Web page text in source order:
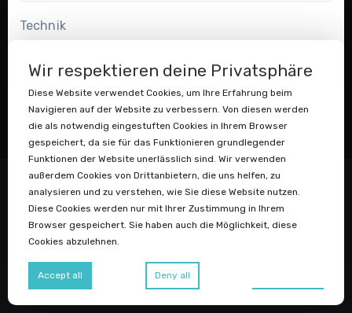
Technik
Travel
Datenstaubsauger
Wir respektieren deine Privatsphäre
Diese Website verwendet Cookies, um Ihre Erfahrung beim
Navigieren auf der Website zu verbessern. Von diesen werden
die als notwendig eingestuften Cookies in Ihrem Browser
gespeichert, da sie für das Funktionieren grundlegender
Funktionen der Website unerlässlich sind. Wir verwenden
außerdem Cookies von Drittanbietern, die uns helfen, zu
analysieren und zu verstehen, wie Sie diese Website nutzen.
Diese Cookies werden nur mit Ihrer Zustimmung in Ihrem
Browser gespeichert. Sie haben auch die Möglichkeit, diese
Cookies abzulehnen.
Accept all Deny all